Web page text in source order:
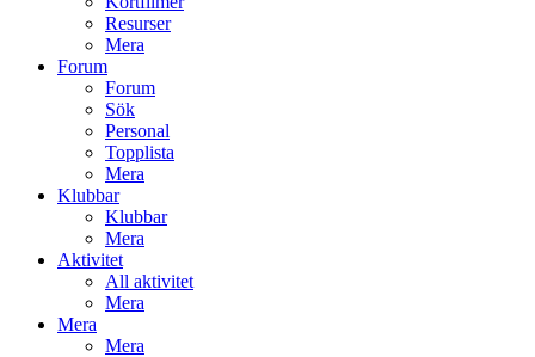
Resurser
Mera
Forum
Forum
Sök
Personal
Topplista
Mera
Klubbar
Klubbar
Mera
Aktivitet
All aktivitet
Mera
Mera
Mera